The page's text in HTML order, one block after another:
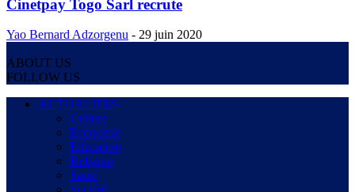
Cinetpay Togo Sarl recrute
Yao Bernard Adzorgenu - 29 juin 2020
ABOUT US
FOLLOW US
ACTUALITES
Culture
Economie
Education
Religion
Santé